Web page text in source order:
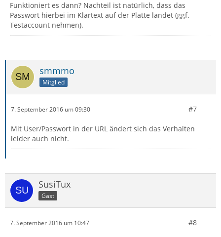
Funktioniert es dann? Nachteil ist natürlich, dass das
Passwort hierbei im Klartext auf der Platte landet (ggf.
Testaccount nehmen).
smmmo
Mitglied
7. September 2016 um 09:30 #7
Mit User/Passwort in der URL ändert sich das Verhalten
leider auch nicht.
SusiTux
Gast
7. September 2016 um 10:47 #8